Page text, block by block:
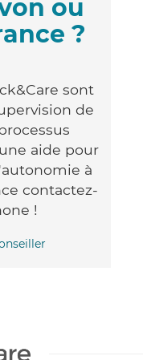
ou
?
sont
de
aide pour
à
contactez-
!